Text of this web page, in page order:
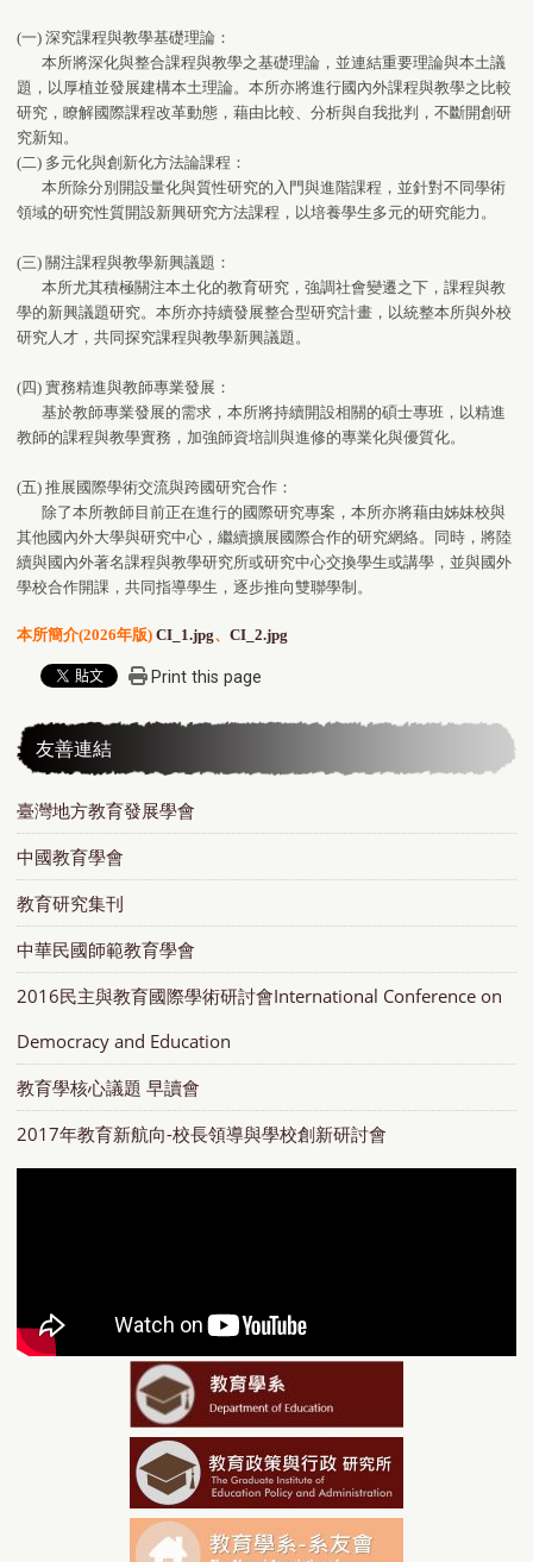
(一) 深究課程與教學基礎理論：
本所將深化與整合課程與教學之基礎理論，並連結重要理論與本土議
題，以厚植並發展建構本土理論。本所亦將進行國內外課程與教學之比較
研究，瞭解國際課程改革動態，藉由比較、分析與自我批判，不斷開創研
究新知。
(二) 多元化與創新化方法論課程：
本所除分別開設量化與質性研究的入門與進階課程，並針對不同學術
領域的研究性質開設新興研究方法課程，以培養學生多元的研究能力。
(三) 關注課程與教學新興議題：
本所尤其積極關注本土化的教育研究，強調社會變遷之下，課程與教
學的新興議題研究。本所亦持續發展整合型研究計畫，以統整本所與外校
研究人才，共同探究課程與教學新興議題。
(四) 實務精進與教師專業發展：
基於教師專業發展的需求，本所將持續開設相關的碩士專班，以精進
教師的課程與教學實務，加強師資培訓與進修的專業化與優質化。
(五) 推展國際學術交流與跨國研究合作：
除了本所教師目前正在進行的國際研究專案，本所亦將藉由姊妹校與
其他國內外大學與研究中心，繼續擴展國際合作的研究網絡。同時，將陸
續與國內外著名課程與教學研究所或研究中心交換學生或講學，並與國外
學校合作開課，共同指導學生，逐步推向雙聯學制。
本所簡介(2026年版)CI_1.jpg、CI_2.jpg
Print this page
友善連結
臺灣地方教育發展學會
中國教育學會
教育研究集刊
中華民國師範教育學會
2016民主與教育國際學術研討會International Conference on
Democracy and Education
教育學核心議題 早讀會
2017年教育新航向-校長領導與學校創新研討會